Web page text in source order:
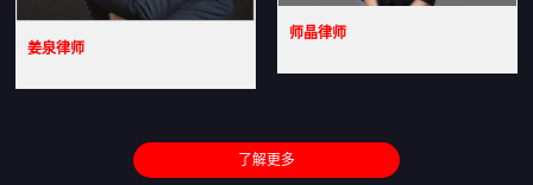
姜泉律师
师晶律师
了解更多